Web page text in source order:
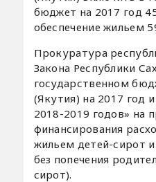
бюджет на 2017 год
обеспечение жильем
Прокуратура
Закона Республики
государственном
(Якутия) на 2017 год
2018-2019 годов» на
финансирования
жильем детей-сирот
без попечения
сирот).